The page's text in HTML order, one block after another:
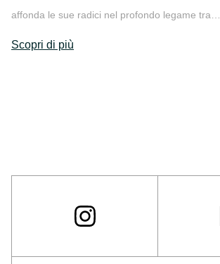
affonda le sue radici nel profondo legame tra…
Scopri di più